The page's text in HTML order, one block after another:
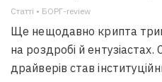
Статті • БОРГ-review
Ще нещодавно крипта
на роздробі й ентузіастах.
драйверів став